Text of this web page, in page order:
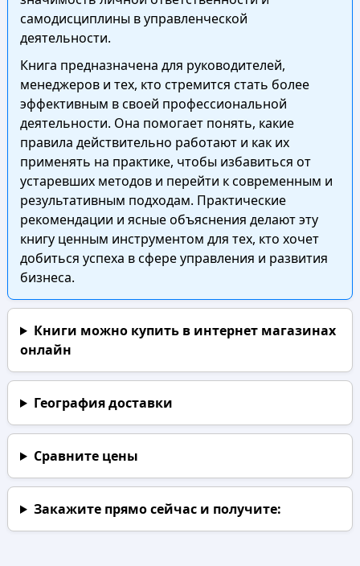
самодисциплины в управленческой
деятельности.
Книга предназначена для руководителей,
менеджеров и тех, кто стремится стать более
эффективным в своей профессиональной
деятельности. Она помогает понять, какие
правила действительно работают и как их
применять на практике, чтобы избавиться от
устаревших методов и перейти к современным и
результативным подходам. Практические
рекомендации и ясные объяснения делают эту
книгу ценным инструментом для тех, кто хочет
добиться успеха в сфере управления и развития
бизнеса.
Книги можно купить в интернет магазинах
онлайн
География доставки
Сравните цены
Закажите прямо сейчаси получите: